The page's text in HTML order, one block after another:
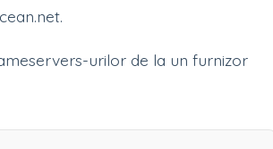
urilor de la un furnizor